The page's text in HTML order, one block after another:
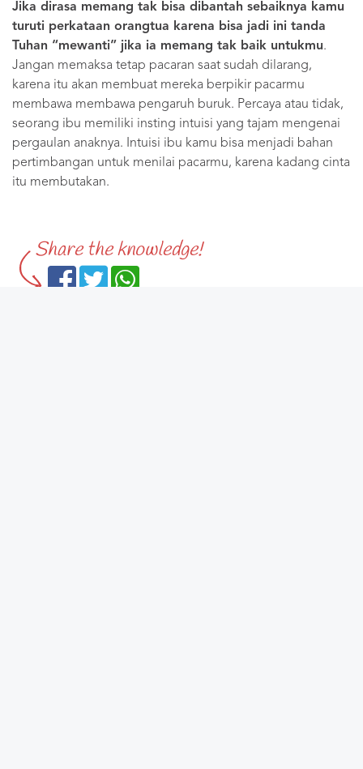
Jika dirasa memang tak bisa dibantah sebaiknya kamu
turuti perkataan orangtua karena bisa jadi ini tanda
Tuhan “mewanti” jika ia memang tak baik untukmu.
Jangan memaksa tetap pacaran saat sudah dilarang,
karena itu akan membuat mereka berpikir pacarmu
membawa membawa pengaruh buruk. Percaya atau tidak,
seorang ibu memiliki insting intuisi yang tajam mengenai
pergaulan anaknya. Intuisi ibu kamu bisa menjadi bahan
pertimbangan untuk menilai pacarmu, karena kadang cinta
itu membutakan.
Share the knowledge!